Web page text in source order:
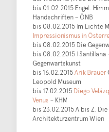
bis 01.02.2015 Engel.
Handschriften – ÖNB
bis 08.02.2015 Im Lichte
Impressionismus in
bis 08.02.2015 Die
bis 08.02.2015 I Santillana
Gegenwartskunst
bis 16.02.2015Arik Brauer
Leopold Museum
bis 17.02.2015 Diego
Venus – KHM
bis 23.02.2015 A bis Z.
Architekturzentrum Wien